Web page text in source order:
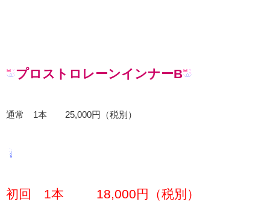
プロストロレーンインナーB
通常 1本 25,000円（税別）
初回 1本 18,000円（税別）